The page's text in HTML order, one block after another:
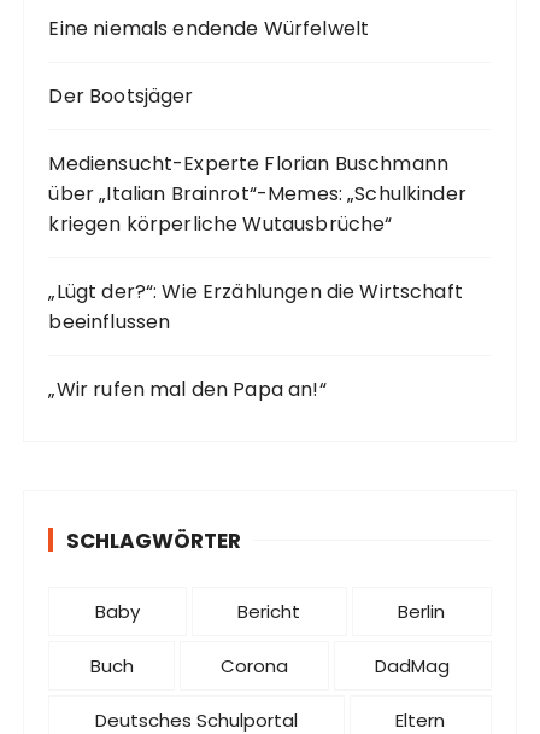
Eine niemals endende Würfelwelt
Der Bootsjäger
Mediensucht-Experte Florian Buschmann
über „Italian Brainrot“-Memes: „Schulkinder
kriegen körperliche Wutausbrüche“
„Lügt der?“: Wie Erzählungen die Wirtschaft
beeinflussen
„Wir rufen mal den Papa an!“
SCHLAGWÖRTER
Baby Bericht Berlin
Buch Corona DadMag
Deutsches Schulportal Eltern